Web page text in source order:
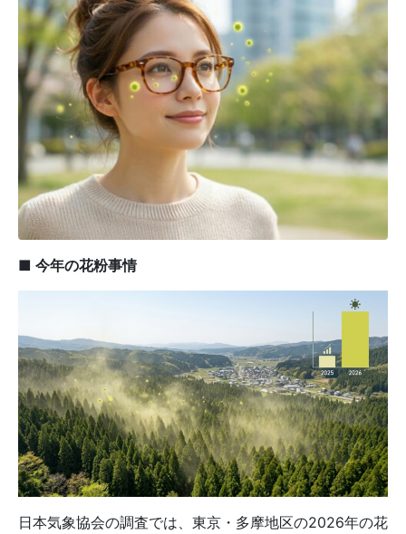
■ 今年の花粉事情
日本気象協会の調査では、東京・多摩地区の2026年の花